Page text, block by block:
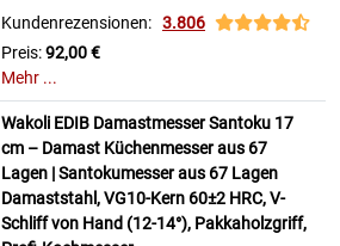
Kundenrezensionen: 3.806
Preis:92,00 €
Mehr ...
Wakoli EDIB Damastmesser Santoku 17
cm – Damast Küchenmesser aus 67
Lagen | Santokumesser aus 67 Lagen
Damaststahl, VG10-Kern 60±2 HRC, V-
Schliff von Hand (12-14°), Pakkaholzgriff,